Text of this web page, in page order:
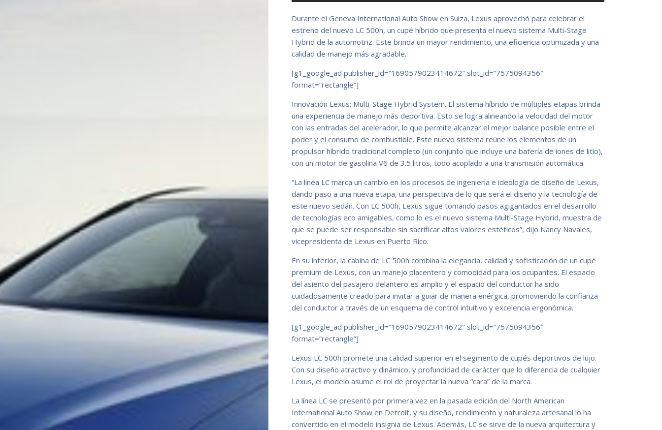
Durante el Geneva International Auto Show en Suiza, Lexus aprovechó para celebrar el
estreno del nuevo LC 500h, un cupé híbrido que presenta el nuevo sistema Multi-Stage
Hybrid de la automotriz. Este brinda un mayor rendimiento, una eficiencia optimizada y una
calidad de manejo más agradable.
[g1_google_ad publisher_id=”1690579023414672″ slot_id=”7575094356″
format=”rectangle”]
Innovación Lexus: Multi-Stage Hybrid System. El sistema híbrido de múltiples etapas brinda
una experiencia de manejo más deportiva. Esto se logra alineando la velocidad del motor
con las entradas del acelerador, lo que permite alcanzar el mejor balance posible entre el
poder y el consumo de combustible. Este nuevo sistema reúne los elementos de un
propulsor híbrido tradicional completo (un conjunto que incluye una batería de iones de litio),
con un motor de gasolina V6 de 3.5 litros, todo acoplado a una transmisión automática.
“La línea LC marca un cambio en los procesos de ingeniería e ideología de diseño de Lexus,
dando paso a una nueva etapa, una perspectiva de lo que será el diseño y la tecnología de
este nuevo sedán. Con LC 500h, Lexus sigue tomando pasos agigantados en el desarrollo
de tecnologías eco amigables, como lo es el nuevo sistema Multi-Stage Hybrid, muestra de
que se puede ser responsable sin sacrificar altos valores estéticos”, dijo Nancy Navales,
vicepresidenta de Lexus en Puerto Rico.
En su interior, la cabina de LC 500h combina la elegancia, calidad y sofisticación de un cupé
premium de Lexus, con un manejo placentero y comodidad para los ocupantes. El espacio
del asiento del pasajero delantero es amplio y el espacio del conductor ha sido
cuidadosamente creado para invitar a guiar de manera enérgica, promoviendo la confianza
del conductor a través de un esquema de control intuitivo y excelencia ergonómica.
[g1_google_ad publisher_id=”1690579023414672″ slot_id=”7575094356″
format=”rectangle”]
Lexus LC 500h promete una calidad superior en el segmento de cupés deportivos de lujo.
Con su diseño atractivo y dinámico, y profundidad de carácter que lo diferencia de cualquier
Lexus, el modelo asume el rol de proyectar la nueva “cara” de la marca.
La línea LC se presentó por primera vez en la pasada edición del North American
International Auto Show en Detroit, y su diseño, rendimiento y naturaleza artesanal lo ha
convertido en el modelo insignia de Lexus. Además, LC se sirve de la nueva arquitectura y